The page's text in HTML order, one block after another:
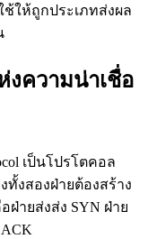
ช้ให้ถูกประเภทส่งผล
งความน่าเชื่อ
เป็นโปรโตคอล
ทั้งสองฝ่ายต้องสร้าง
ฝ่ายส่งส่ง SYN ฝ่าย